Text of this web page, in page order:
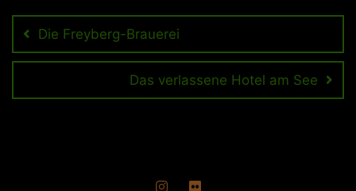
Die Freyberg-Brauerei
Das verlassene Hotel am See